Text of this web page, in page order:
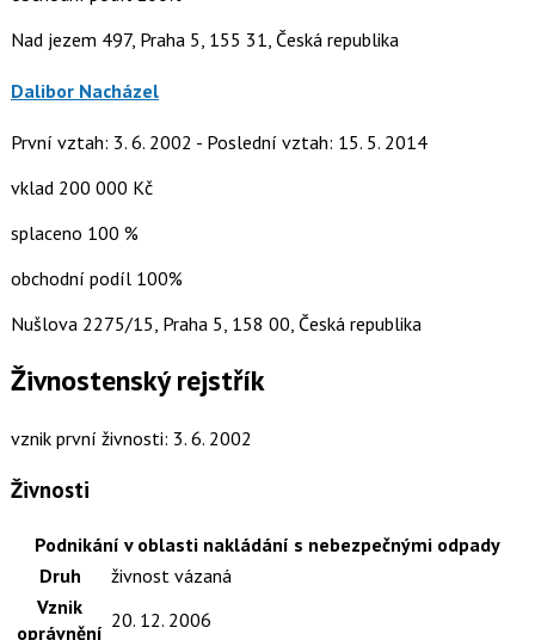
Nad jezem 497, Praha 5, 155 31, Česká republika
Dalibor Nacházel
První vztah: 3. 6. 2002 - Poslední vztah: 15. 5. 2014
vklad 200 000 Kč
splaceno 100 %
obchodní podíl 100%
Nušlova 2275/15, Praha 5, 158 00, Česká republika
Živnostenský rejstřík
vznik první živnosti: 3. 6. 2002
Živnosti
Podnikání v oblasti nakládání s nebezpečnými odpady
Druh
živnost vázaná
Vznik
oprávnění
20. 12. 2006